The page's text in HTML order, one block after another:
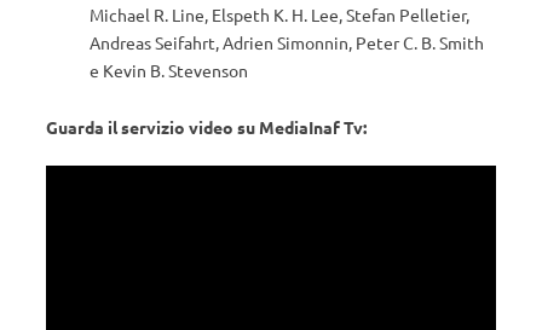
Michael R. Line, Elspeth K. H. Lee, Stefan Pelletier,
Andreas Seifahrt, Adrien Simonnin, Peter C. B. Smith
e Kevin B. Stevenson
Guarda il servizio video su MediaInaf Tv: